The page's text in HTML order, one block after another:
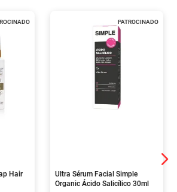
Hair
PATROCINADO
Ultra Sérum Facial Simple
Organic Ácido Salicílico 30ml